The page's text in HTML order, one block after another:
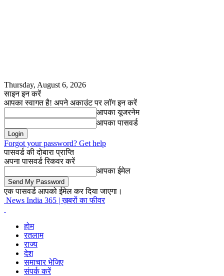
Thursday, August 6, 2026
साइन इन करें
आपका स्वागत है! अपने अकाउंट पर लॉग इन करें
आपका यूजरनेम
आपका पासवर्ड
Forgot your password? Get help
पासवर्ड की दोबारा प्राप्ति
अपना पासवर्ड रिकवर करें
आपका ईमेल
एक पासवर्ड आपको ईमेल कर दिया जाएगा।
News India 365 | ख़बरों का फीवर
होम
रतलाम
राज्य
देश
समाचार भेजिए
संपर्क करें